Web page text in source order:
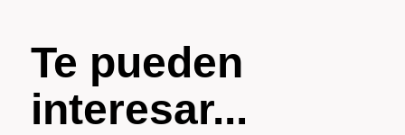
Te pueden
interesar...